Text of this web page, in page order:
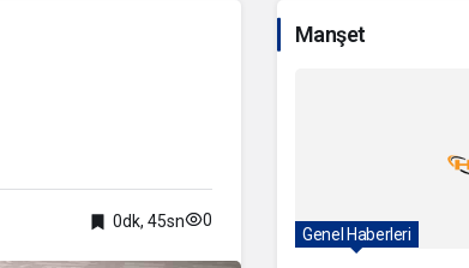
0dk, 45sn 0
Manşet
Genel Haberleri